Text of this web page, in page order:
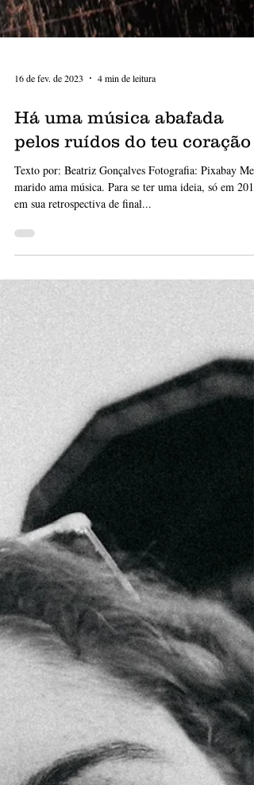
16 de fev. de 2023 4 min de leitura
Há uma música abafada
pelos ruídos do teu coração
Texto por: Beatriz Gonçalves Fotografia: Pixabay Meu
em sua retrospectiva de final...